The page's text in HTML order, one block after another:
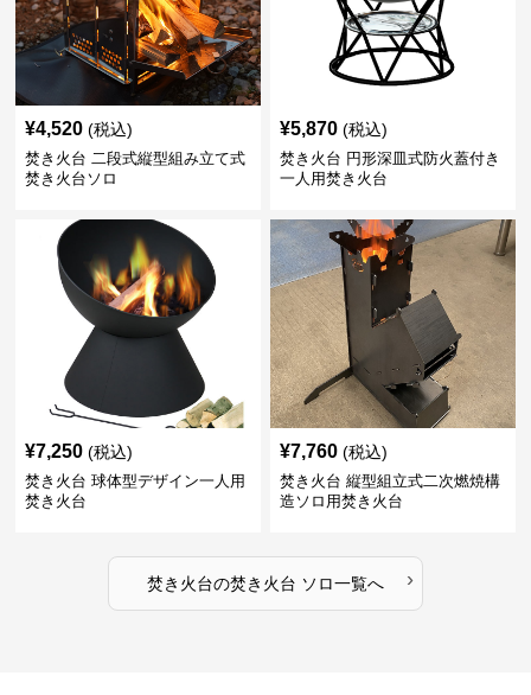
¥4,520 (税込)
焚き火台 二段式縦型組み立て式
焚き火台ソロ
¥5,870 (税込)
焚き火台 円形深皿式防火蓋付き
一人用焚き火台
¥7,250 (税込)
焚き火台 球体型デザイン一人用
焚き火台
¥7,760 (税込)
焚き火台 縦型組立式二次燃焼構
造ソロ用焚き火台
焚き火台の焚き火台 ソロ一覧へ ›